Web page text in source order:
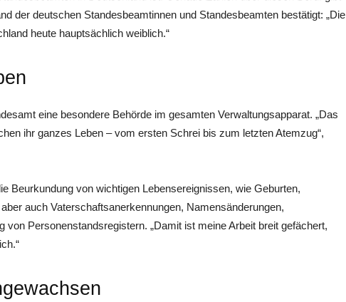
der deutschen Standesbeamtinnen und Standesbeamten bestätigt: „Die
heute hauptsächlich weiblich.“
eine besondere Behörde im gesamten Verwaltungsapparat. „Das
ihr ganzes ­Leben – vom ersten Schrei bis zum letzten Atemzug“,
Beurkundung von wichtigen Lebensereignissen, wie Geburten,
auch Vaterschaftsanerkennungen, Namensänderungen,
von Personenstandsregistern. „Damit ist meine Arbeit breit gefächert,